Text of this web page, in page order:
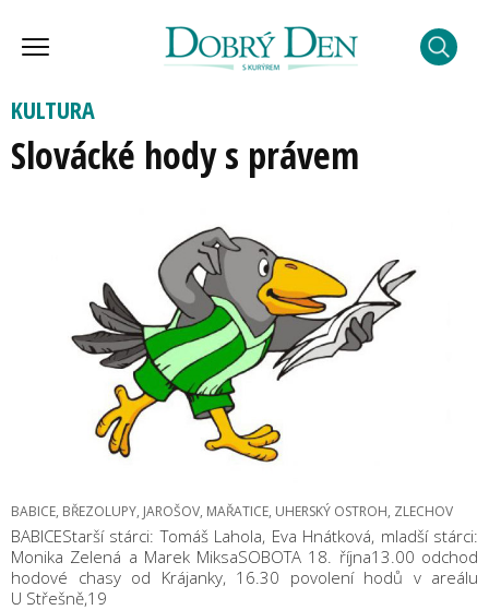
KULTURA
Slovácké hody s právem
BABICE, BŘEZOLUPY, JAROŠOV, MAŘATICE, UHERSKÝ OSTROH, ZLECHOV
BABICEStarší stárci: Tomáš Lahola, Eva Hnátková, mladší stárci:
Monika Zelená a Marek MiksaSOBOTA 18. října13.00 odchod
hodové chasy od Krájanky, 16.30 povolení hodů v areálu
U Střešně,19